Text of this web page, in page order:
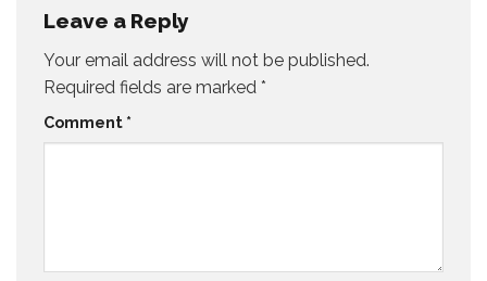
Leave a Reply
Your email address will not be published.
Required fields are marked *
Comment *